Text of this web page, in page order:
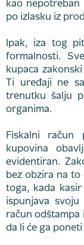
kao
po izlasku iz
Ipak, iza tog
formalnosti.
kupaca
Ti uređaji ne
trenutku šalju
organima.
Fiskalni račun
kupovina
evidentiran.
bez obzira na to
toga, kada
ispunjava
račun odštampa
da li će ga